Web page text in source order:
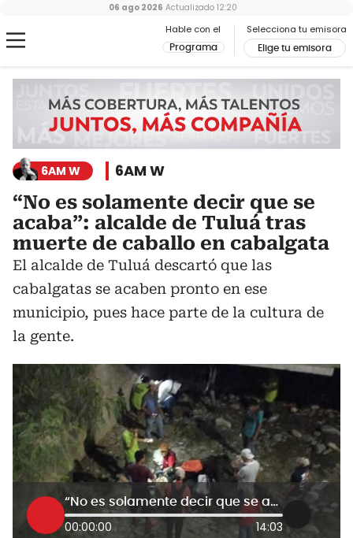
Hable con el
Programa
Selecciona tu emisora
Elige tu emisora
06 ago 2026 Actualizado 12:20
6AM W 6AM W
“No es solamente decir que se
acaba”: alcalde de Tuluá tras
muerte de caballo en cabalgata
El alcalde de Tuluá descartó que las
cabalgatas se acaben pronto en ese
municipio, pues hace parte de la cultura de
la gente.
“No es solamente decir que se acaba”: alcalde de Tuluá tras muerte de caballo en cabalgata
00:00:00 14:03